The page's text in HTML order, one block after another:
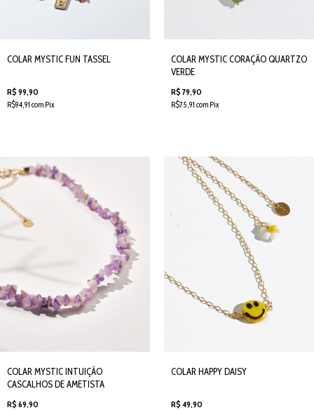
COLAR MYSTIC FUN TASSEL
R$ 99,90
R$94,91 com Pix
COLAR MYSTIC CORAÇÃO QUARTZO
VERDE
R$ 79,90
R$75,91 com Pix
COLAR MYSTIC INTUIÇÃO
CASCALHOS DE AMETISTA
R$ 69,90
COLAR HAPPY DAISY
R$ 49,90